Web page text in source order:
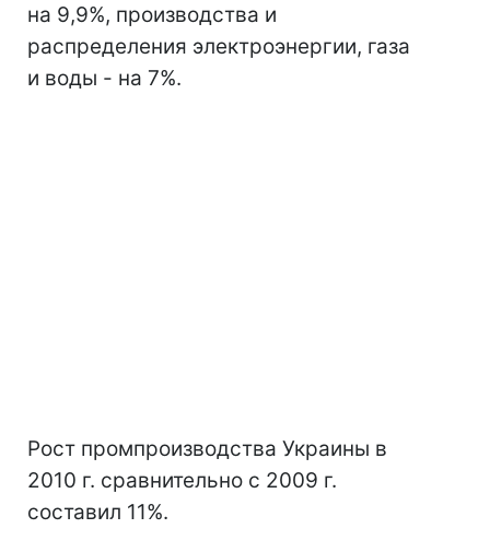
на 9,9%, производства и
распределения электроэнергии, газа
и воды - на 7%.
Рост промпроизводства Украины в
2010 г. сравнительно с 2009 г.
составил 11%.